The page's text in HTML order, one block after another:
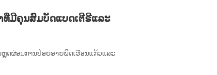
າທີ່ມີຄຸນສົມບັດແບດເຕີຣີແລະ
ຫຼຸດຜ່ອນການປ່ອຍອາຍພິດເຮືອນແກ້ວແລະ